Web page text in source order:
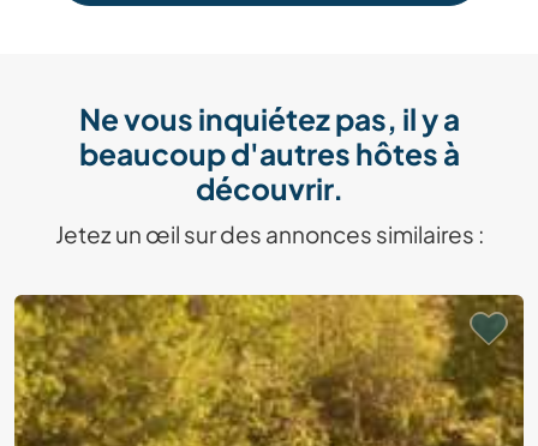
Ne vous inquiétez pas, il y a
beaucoup d'autres hôtes à
découvrir.
Jetez un œil sur des annonces similaires :